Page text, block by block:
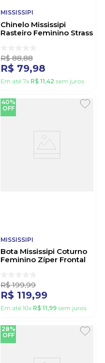
MISSISSIPI
Chinelo Mississipi
Rasteiro Feminino Strass
R$ 88,88
R$ 79,98
Em até 7x R$ 11,42 sem juros
40%
OFF
MISSISSIPI
Bota Mississipi Coturno
Feminino Zíper Frontal
R$ 199,99
R$ 119,99
Em até 10x R$ 11,99 sem juros
28%
OFF